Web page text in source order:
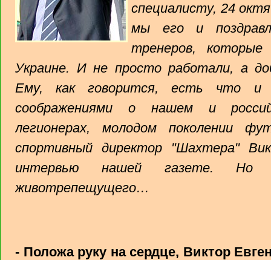
специалисту, 24
мы его и
тренеров,
Украине. И не просто работали, а
Ему, как говорится, есть что и
соображениями о нашем и
легионерах, молодом поколении
спортивный директор "Шахтера"
интервью нашей газете. Но
животрепещущего…
- Положа руку на сердце, Виктор